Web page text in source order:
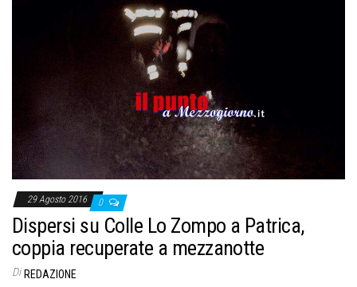
29 Agosto 2016 0
Dispersi su Colle Lo Zompo a Patrica,
coppia recuperate a mezzanotte
Di REDAZIONE